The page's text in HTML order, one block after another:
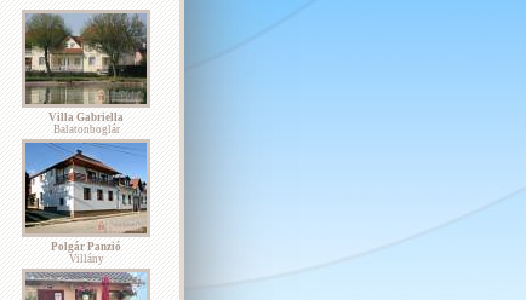
Villa Gabriella
Balatonboglár
Polgár Panzió
Villány